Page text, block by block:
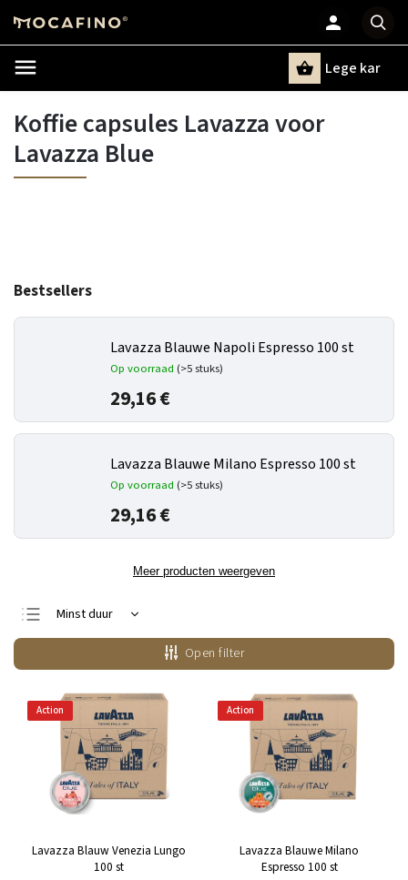
Lege kar
Koffie capsules Lavazza voor
Lavazza Blue
Bestsellers
Lavazza Blauwe Napoli Espresso 100 st
Op voorraad (>5 stuks)
29,16 €
Lavazza Blauwe Milano Espresso 100 st
Op voorraad (>5 stuks)
29,16 €
Meer producten weergeven
Minst duur
Duurste
Bestsellers
Alfabetisch
Open filter
Action
Lavazza Blauw Venezia Lungo
100 st
Action
Lavazza Blauwe Milano
Espresso 100 st